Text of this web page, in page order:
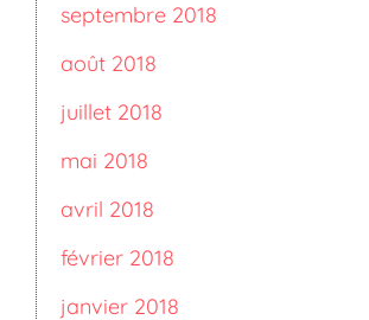
septembre 2018
août 2018
juillet 2018
mai 2018
avril 2018
février 2018
janvier 2018